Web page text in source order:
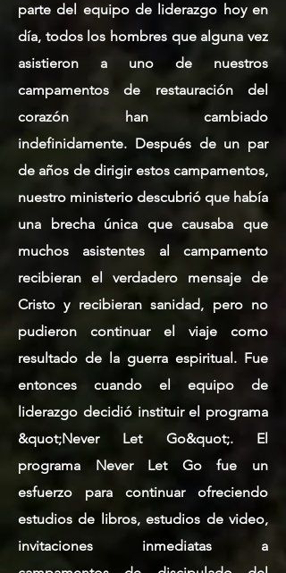
parte del equipo de liderazgo hoy en
día, todos los hombres que alguna vez
asistieron a uno de nuestros
campamentos de restauración del
corazón han cambiado
indefinidamente. Después de un par
de años de dirigir estos campamentos,
nuestro ministerio descubrió que había
una brecha única que causaba que
muchos asistentes al campamento
recibieran el verdadero mensaje de
Cristo y recibieran sanidad, pero no
pudieron continuar el viaje como
resultado de la guerra espiritual. Fue
entonces cuando el equipo de
liderazgo decidió instituir el programa
&quot;Never Let Go&quot;. El
programa Never Let Go fue un
esfuerzo para continuar ofreciendo
estudios de libros, estudios de video,
invitaciones inmediatas a